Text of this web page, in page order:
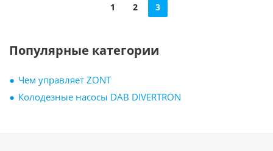
1 2 3
Популярные категории
Чем управляет ZONT
Колодезные насосы DAB DIVERTRON